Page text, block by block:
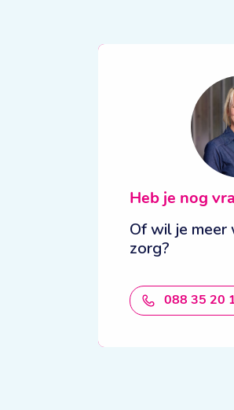
Heb je nog
Of wil je meer
zorg?
088 35 20